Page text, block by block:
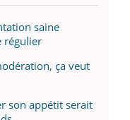
saine
régulier
ça veut
son appétit serait